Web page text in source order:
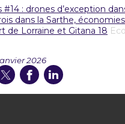
#14 : drones d’exception
dans la Sarthe,
de Lorraine et Gitana 18
2026